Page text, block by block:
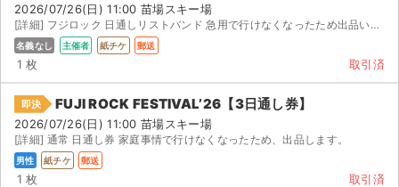
2026/07/26(日) 11:00 苗場スキー場
[詳細] フジロック 日通しリストバンド 急用で行けなくなったため出品いたしました。 リスト...
名義なし 主催者 紙チケ 郵送
1 枚 取引済
即決 FUJI ROCK FESTIVAL’26【3日通し券】
2026/07/26(日) 11:00 苗場スキー場
[詳細] 通常 日通し券 家庭事情で行けなくなったため、出品します。
男性 紙チケ 郵送
1 枚 取引済